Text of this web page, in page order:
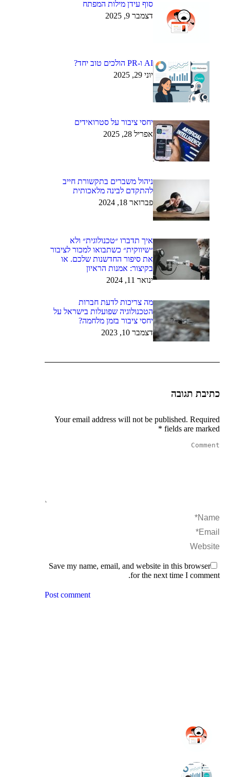
סוף עידן מילות המפתח
דצמבר 9, 2025
AI ו-PR הולכים טוב יחד?
יוני 29, 2025
יחסי ציבור על סטרואידים
אפריל 28, 2025
ניהול משברים בתקשורת חייב
להתקדם לבינה מלאכותית
פברואר 18, 2024
איך תדברו ״טכנולוגית״ ולא
״שיווקית״ כשתבואו למכור לציבור
את סיפור החדשנות שלכם. או
בקיצור: אמנות הראיון
ינואר 11, 2024
מה צריכות לדעת חברות
הטכנולוגיה שפועלות בישראל על
יחסי ציבור בזמן מלחמה?
דצמבר 10, 2023
כתיבת תגובה
Your email address will not be published. Required
fields are marked
*
Comment
Name *
Email *
Website
Save my name, email, and website in this browser
for the next time I comment.
Post comment